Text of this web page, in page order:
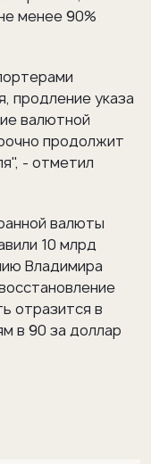
менее 90%
продление указа
валютной
продолжит
- отметил
валюты
10 млрд
Владимира
отразится в
в 90 за доллар